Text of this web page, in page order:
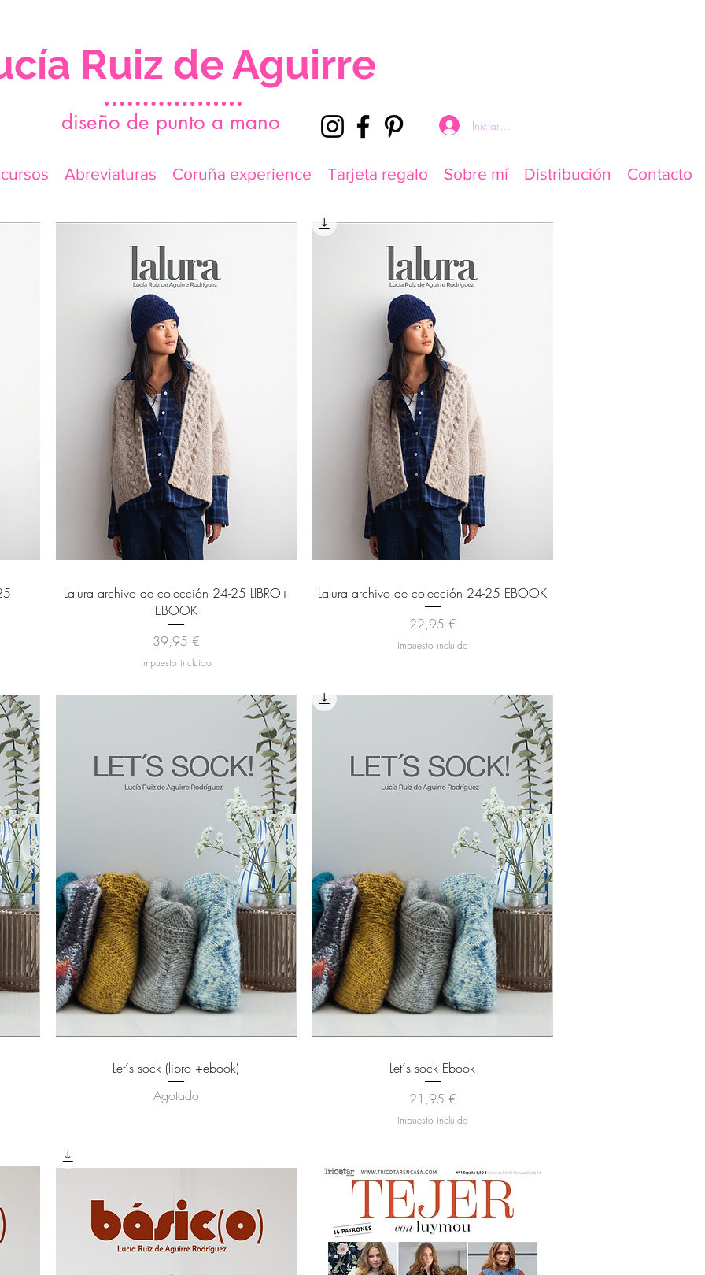
Ruiz de Aguirre
diseño de punto a mano Iniciar sesión
Abreviaturas Coruña experience Tarjeta regalo Sobre mí Distribución Contacto
Vista rápida
Lalura archivo de colección 24-25 LIBRO+
EBOOK
Precio
39,95 €
Impuesto incluido
Vista rápida
Lalura archivo de colección 24-25 EBOOK
Precio
22,95 €
Impuesto incluido
Vista rápida
Let´s sock (libro +ebook)
Agotado
Vista rápida
Let´s sock Ebook
Precio
21,95 €
Impuesto incluido